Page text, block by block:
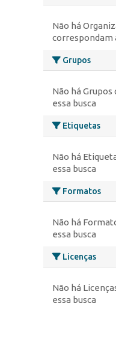
Não há
correspondam
Grupos
Não há
essa busca
Etiquetas
Não há
essa busca
Formatos
Não há
essa busca
Licenças
Não há
essa busca